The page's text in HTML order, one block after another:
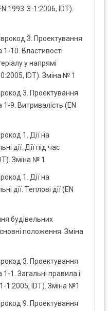
1993-3-1:2006, IDT).
3. Проектування
1-10. Властивості
у напрямі
IDT). Зміна № 1
3. Проектування
9. Витривалість (EN
1. Дії на
дії. Дії під час
Зміна № 1
1. Дії на
дії. Теплові дії (EN
будівельних
положення. Зміна
3. Проектування
1. Загальні правила і
1:2005, IDT). Зміна №1
9. Проектування